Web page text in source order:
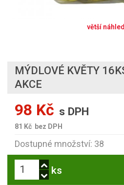
MÝDLOVÉ KVĚTY
AKCE
98 Kč s DPH
81 Kč bez DPH
Dostupné množství: 38
ks